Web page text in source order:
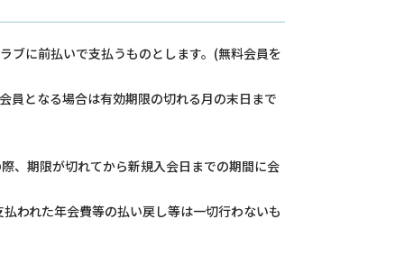
ブに前払いで支払うものとします。(無料会員を
員となる場合は有効期限の切れる月の末日まで
、期限が切れてから新規入会日までの期間に会
われた年会費等の払い戻し等は一切行わないも